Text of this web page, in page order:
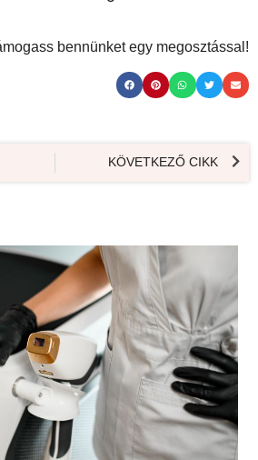
bennünket egy megosztással!
KÖVETKEZŐ CIKK